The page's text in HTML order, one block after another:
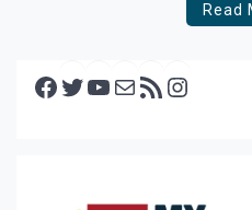
verhalen. Ruim dertig Read
Facebook Twitter YouTube E-mail RSS feed